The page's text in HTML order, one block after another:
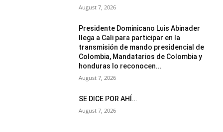
August 7, 2026
Presidente Dominicano Luis Abinader
llega a Cali para participar en la
transmisión de mando presidencial de
Colombia, Mandatarios de Colombia y
honduras lo reconocen...
August 7, 2026
SE DICE POR AHÍ…
August 7, 2026